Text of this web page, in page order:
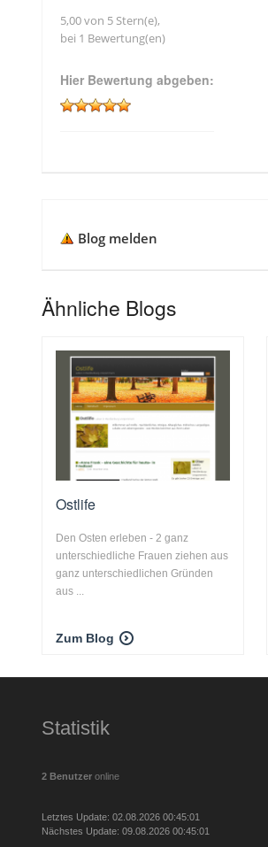
5,00 von 5 Stern(e),
bei 1 Bewertung(en)
Hier Bewertung abgeben:
Blog melden
Ähnliche Blogs
Ostlife
Den Osten erleben - 2 ganz
unterschiedliche Frauen ziehen aus
ganz unterschiedlichen Gründen
aus ...
Zum Blog
Statistik
2 Benutzer online
Letztes Update: 02.08.2026 00:45:01
Nächstes Update: 09.08.2026 00:45:01